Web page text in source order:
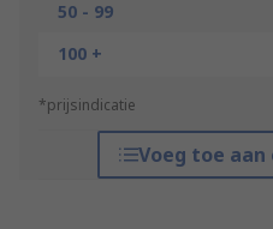
50 - 99
100 +
*prijsindicatie
Voeg toe